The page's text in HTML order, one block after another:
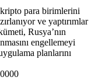
para birimlerini
ve yaptırımlar
Rusya’nın
engellemeyi
planlarını